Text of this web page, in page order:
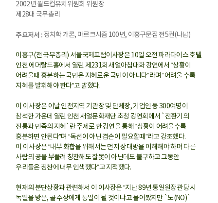
2002년 월드컵유치위원회 위원장
제28대 국무총리
주요저서 : 정치학 개론, 마르크시즘 100년, 이홍구문집 전5권(나남)
이홍구(전 국무총리) 서울국제포럼이사장은 10일 오전 파라다이스 호텔
인천 에머랄드홀에서 열린 제231회 새얼아침대화 강연에서 “상황이
어려울때 흥분하는 국민은 지혜로운 국민이 아니다”라며 “어려울 수록
지혜를 발휘해야 한다”고 밝혔다.
이 이사장은 이날 인천지역 기관장 및 단체장, 기업인 등 300여명이
참석한 가운데 열린 인천 새얼문화재단 초청 강연회에서 `전환기의
진통과 민족의 지혜`란 주제로 한 강연을 통해 “상황이 어려울수록
흥분하면 안된다”며 “독선이 아닌 겸손이 필요할때”라고 강조했다.
이 이사장은 “내부 화합을 위해서는 먼저 상대방을 이해해야 하며 다른
사람의 공을 부풀려 칭찬해도 잘못이 아닌데도 불구하고 그동안
우리들은 칭찬에 너무 인색했다”고 지적했다.
현재의 분단상황과 관련해서 이 이사장은 “지난 89년 통일원장관 당시
독일을 방문, 콜 수상에게 통일이 될 것이냐고 물어봤지만 `노(NO)`